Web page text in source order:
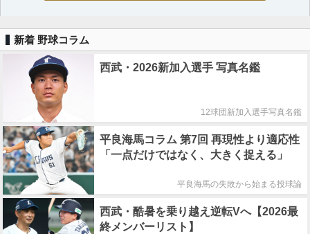
新着 野球コラム
西武・2026新加入選手 写真名鑑
12球団新加入選手写真名鑑
平良海馬コラム 第7回 再現性より適応性
「一点だけではなく、大きく捉える」
平良海馬の失敗から始まる投球論
西武・酷暑を乗り越え逆転Vへ【2026最
終メンバーリスト】